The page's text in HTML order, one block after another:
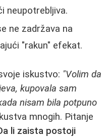
neupotrebljiva.
ne zadržava na
"rakun" efekat.
iskustvo: "Volim da
kupovala sam
nisam bila potpuno
mnogih. Pitanje
li zaista postoji